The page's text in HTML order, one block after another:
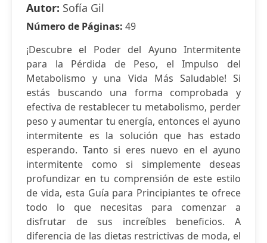
Autor: Sofía Gil
Número de Páginas: 49
¡Descubre el Poder del Ayuno Intermitente
para la Pérdida de Peso, el Impulso del
Metabolismo y una Vida Más Saludable! Si
estás buscando una forma comprobada y
efectiva de restablecer tu metabolismo, perder
peso y aumentar tu energía, entonces el ayuno
intermitente es la solución que has estado
esperando. Tanto si eres nuevo en el ayuno
intermitente como si simplemente deseas
profundizar en tu comprensión de este estilo
de vida, esta Guía para Principiantes te ofrece
todo lo que necesitas para comenzar a
disfrutar de sus increíbles beneficios. A
diferencia de las dietas restrictivas de moda, el